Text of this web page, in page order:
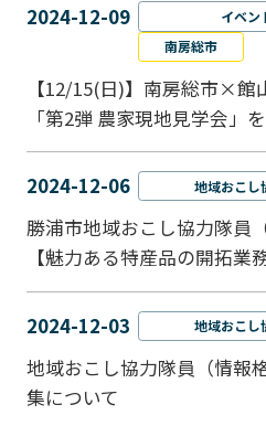
2024-12-09 イベン
南房総市
【12/15(日)】南房総市×館
「第2弾 農家現地見学会」
2024-12-06 地域おこし
勝浦市地域おこし協力隊員
【魅力ある特産品の開拓業務
2024-12-03 地域おこし
地域おこし協力隊員（情報
集について